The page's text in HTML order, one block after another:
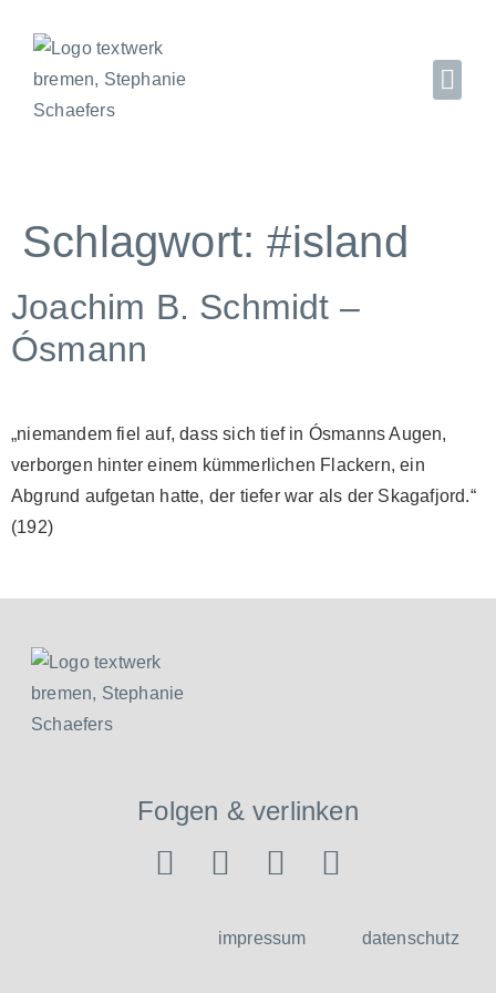
Schlagwort:#island
Joachim B. Schmidt –
Ósmann
„niemandem fiel auf, dass sich tief in Ósmanns Augen,
verborgen hinter einem kümmerlichen Flackern, ein
Abgrund aufgetan hatte, der tiefer war als der Skagafjord.“
(192)
Folgen & verlinken
impressum datenschutz